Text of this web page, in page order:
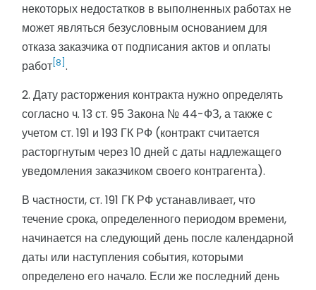
некоторых недостатков в выполненных работах не
может являться безусловным основанием для
отказа заказчика от подписания актов и оплаты
работ [8] .
2. Дату расторжения контракта нужно определять
согласно ч. 13 ст. 95 Закона № 44-ФЗ, а также с
учетом ст. 191 и 193 ГК РФ (контракт считается
расторгнутым через 10 дней с даты надлежащего
уведомления заказчиком своего контрагента).
В частности, ст. 191 ГК РФ устанавливает, что
течение срока, определенного периодом времени,
начинается на следующий день после календарной
даты или наступления события, которыми
определено его начало. Если же последний день